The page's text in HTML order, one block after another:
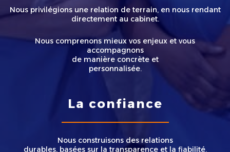
Nous privilégions une relation de terrain, en nous rendant
directement au cabinet.
Nous comprenons mieux vos enjeux et vous
accompagnons
de manière concrète et
personnalisée.
La confiance
Nous construisons des relations
durables, basées sur la transparence et la fiabilité.